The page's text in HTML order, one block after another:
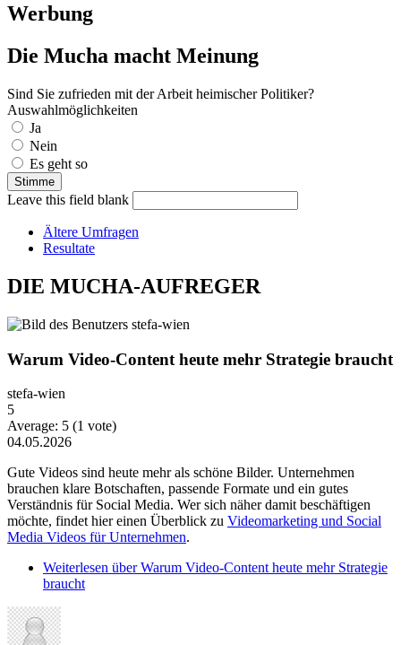
Werbung
Die Mucha macht Meinung
Sind Sie zufrieden mit der Arbeit heimischer Politiker?
Auswahlmöglichkeiten
Ja
Nein
Es geht so
Leave this field blank
Ältere Umfragen
Resultate
DIE MUCHA-AUFREGER
Warum Video-Content heute mehr Strategie braucht
stefa-wien
5
Average: 5 (1 vote)
04.05.2026
Gute Videos sind heute mehr als schöne Bilder. Unternehmen
brauchen klare Botschaften, passende Formate und ein gutes
Verständnis für Social Media. Wer sich näher damit beschäftigen
möchte, findet hier einen Überblick zu Videomarketing und Social
Media Videos für Unternehmen.
Weiterlesen über Warum Video-Content heute mehr Strategie
braucht